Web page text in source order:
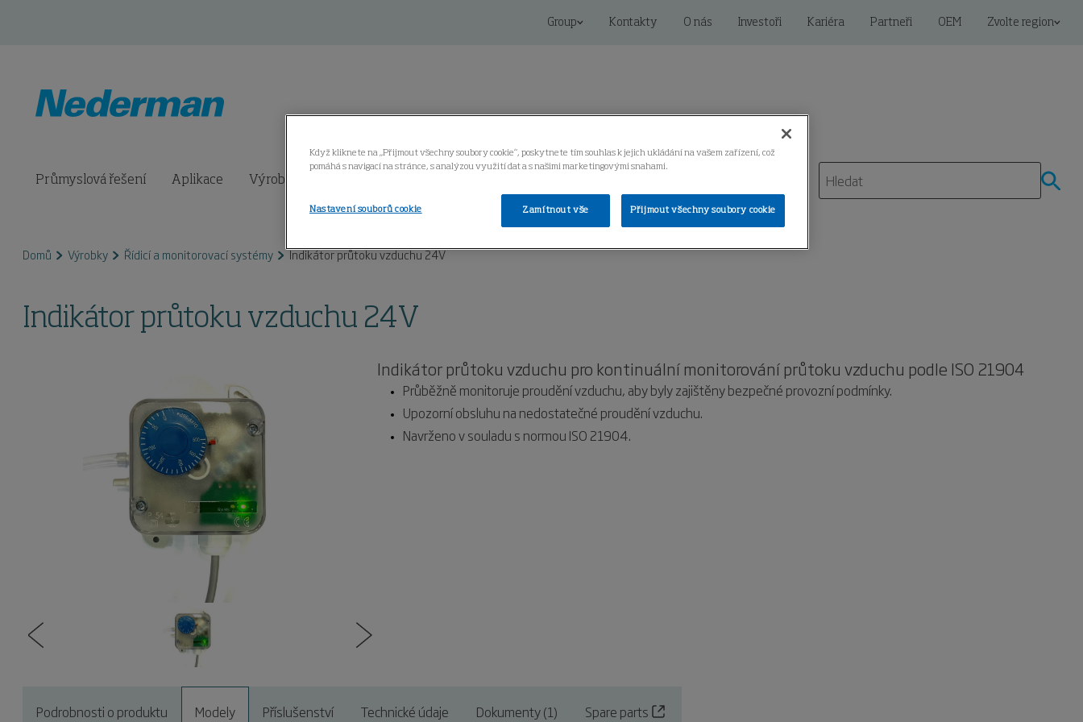
Group Kontakty O nás Investoři Kariéra Partneři OEM Zvolte region
Průmyslová řešení Aplikace Výrobky
Domů Výrobky Řídicí a monitorovací systémy Indikátor průtoku vzduchu 24V
Indikátor průtoku vzduchu 24V
Indikátor průtoku vzduchu pro kontinuální monitorování průtoku vzduchu podle ISO 21904
Průběžně monitoruje proudění vzduchu, aby byly zajištěny bezpečné provozní podmínky.
Upozorní obsluhu na nedostatečné proudění vzduchu.
Navrženo v souladu s normou ISO 21904.
Podrobnosti o produktu Modely Příslušenství Technické údaje Dokumenty (1) Spare parts
Když kliknete na „Přijmout všechny soubory cookie“, poskytnete tím souhlas k jejich ukládání na vašem zařízení, což
pomáhá s navigací na stránce, s analýzou využití dat a s našimi marketingovými snahami.
Zamítnout vše Přijmout všechny soubory cookie
Nastavení souborů cookie